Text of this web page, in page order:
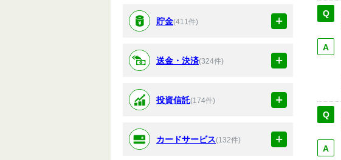
貯金(411件)
送金・決済(324件)
投資信託(174件)
カードサービス(132件)